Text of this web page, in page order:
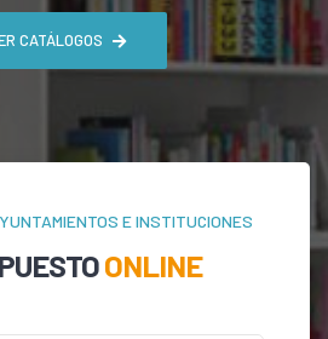
CATÁLOGOS
E INSTITUCIONES
ONLINE